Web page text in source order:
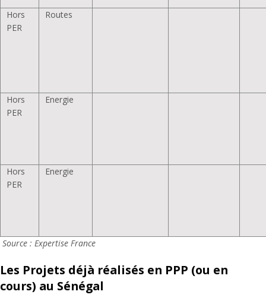
Hors
PER
Routes
Hors
PER
Energie
Hors
PER
Energie
Source : Expertise France
Les Projets déjà réalisés en PPP (ou en
cours) au Sénégal